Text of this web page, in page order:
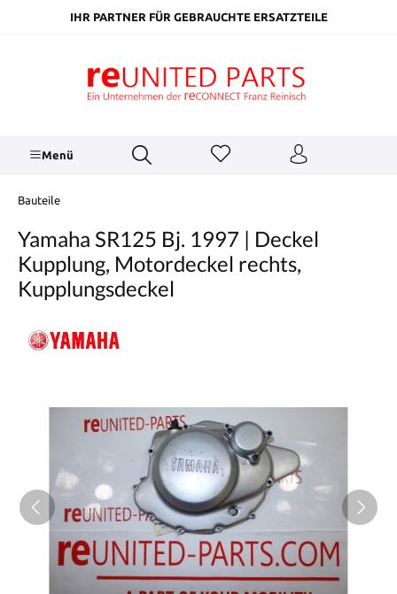
springenIHR PARTNER FÜR GEBRAUCHTE ERSATZTEILE
Menü
Bauteile
Yamaha SR125 Bj. 1997 | Deckel
Kupplung, Motordeckel rechts,
Kupplungsdeckel